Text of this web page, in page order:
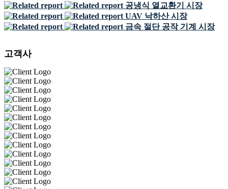
공냉식 열교환기 시장
UAV 낙하산 시장
금속 절단 공작 기계 시장
고객사